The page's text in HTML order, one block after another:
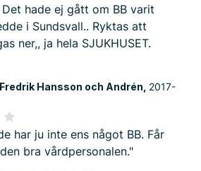
hade ej gått om BB varit
i Sundsvall.. Ryktas att
ner,, ja hela SJUKHUSET.
Hansson och Andrén, 2017-
har ju inte ens något BB. Får
bra vårdpersonalen."